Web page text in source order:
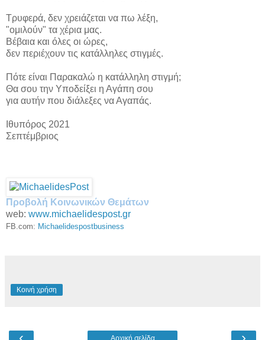
Τρυφερά, δεν χρειάζεται να πω λέξη,
"ομιλούν" τα χέρια μας.
Βέβαια και όλες οι ώρες,
δεν περιέχουν τις κατάλληλες στιγμές.
Πότε είναι Παρακαλώ η κατάλληλη στιγμή;
Θα σου την Υποδείξει η Αγάπη σου
για αυτήν που διάλεξες να Αγαπάς.
Ιθυπόρος 2021
Σεπτέμβριος
Προβολή Κοινωνικών Θεμάτων
web: www.michaelidespost.gr
FB.com: Michaelidespostbusiness
Κοινή χρήση
Αρχική σελίδα